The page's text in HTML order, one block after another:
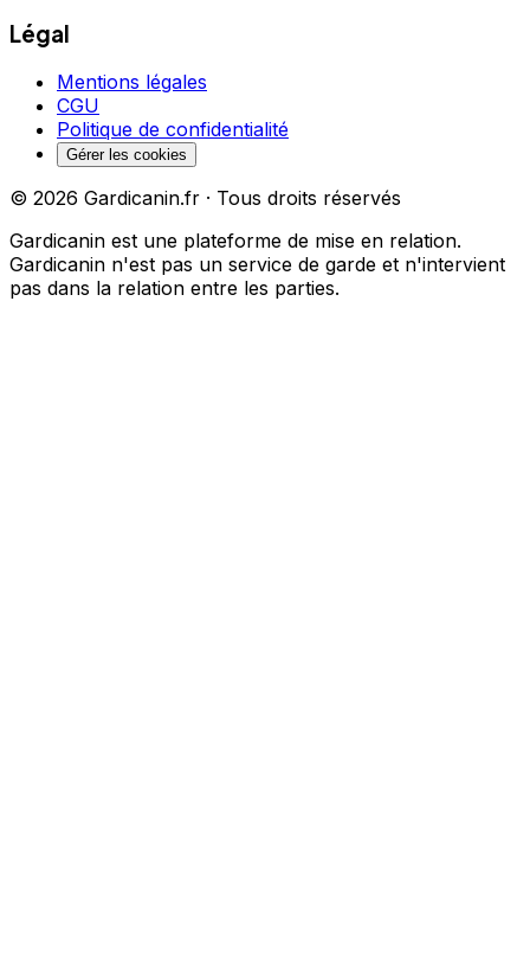
Légal
Mentions légales
CGU
Politique de confidentialité
Gérer les cookies
© 2026 Gardicanin.fr · Tous droits réservés
Gardicanin est une plateforme de mise en relation.
Gardicanin n'est pas un service de garde et n'intervient
pas dans la relation entre les parties.